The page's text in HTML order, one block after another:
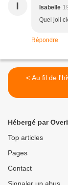
I Isabelle
Quel joli
Répondre
< Au fil de
Hébergé par
Top articles
Pages
Contact